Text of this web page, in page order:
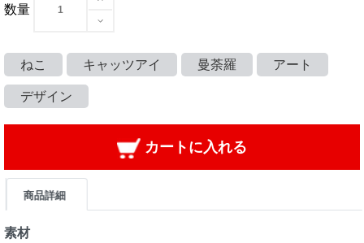
数量
ねこ キャッツアイ 曼荼羅 アート
デザイン
カートに入れる
商品詳細
素材